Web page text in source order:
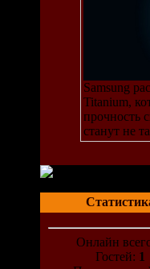
Samsung
Titanium,
прочность
станут не
Онлайн
Гостей: 1